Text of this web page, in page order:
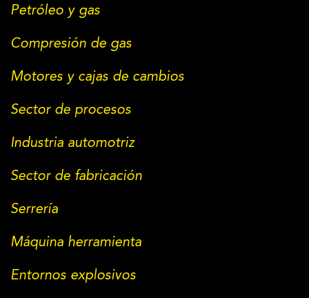
Petróleo y gas
Compresión de gas
Motores y cajas de cambios
Sector de procesos
Industria automotriz
Sector de fabricación
Serrería
Máquina herramienta
Entornos explosivos